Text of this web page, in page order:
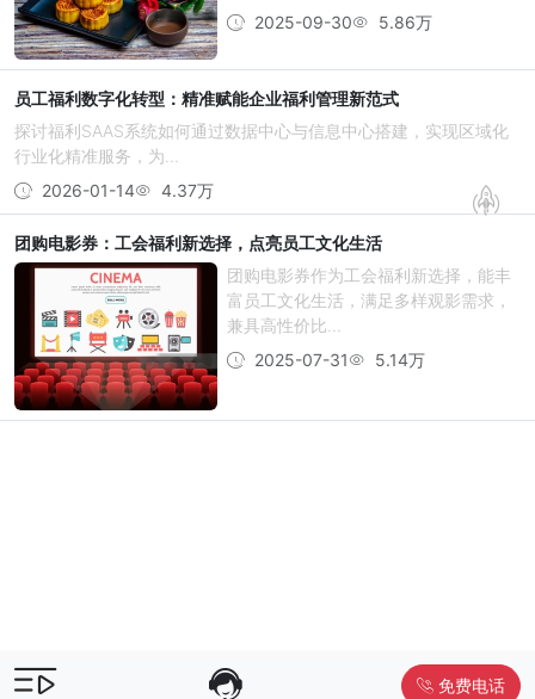
2025-09-30
5.86万
员工福利数字化转型：精准赋能企业福利管理新范式
探讨福利SAAS系统如何通过数据中心与信息中心搭建，实现区域化
行业化精准服务，为...
2026-01-14
4.37万
团购电影券：工会福利新选择，点亮员工文化生活
团购电影券作为工会福利新选择，能丰
富员工文化生活，满足多样观影需求，
兼具高性价比...
2025-07-31
5.14万
免费电话